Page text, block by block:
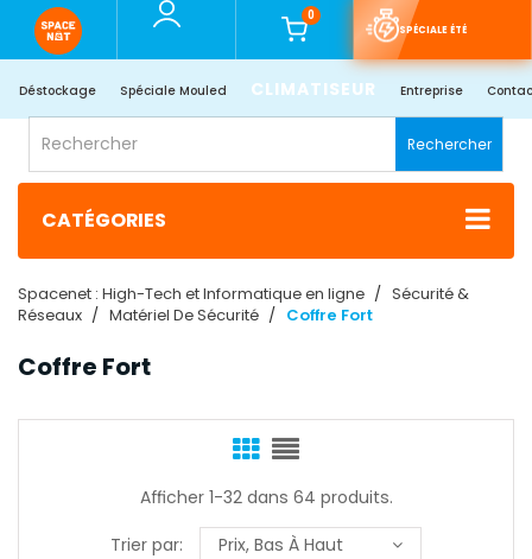
0
SPÉCIALE ÉTÉ
Déstockage Spéciale Mouled CLIMATISEUR Entreprise
Rechercher
CATÉGORIES
Spacenet : High-Tech et Informatique en ligne
Sécurité &
Réseaux
Matériel De Sécurité Coffre Fort
Coffre Fort
Afficher 1-32 dans 64 produits.
Trier par:
Prix, Bas À Haut